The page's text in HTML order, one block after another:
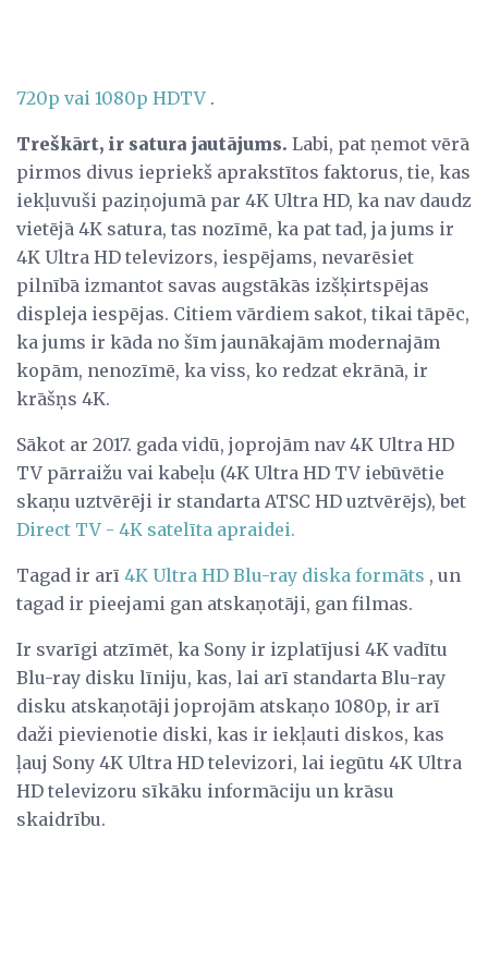
720p vai 1080p HDTV .
Treškārt, ir satura jautājums. Labi, pat ņemot vērā
pirmos divus iepriekš aprakstītos faktorus, tie, kas
iekļuvuši paziņojumā par 4K Ultra HD, ka nav daudz
vietējā 4K satura, tas nozīmē, ka pat tad, ja jums ir
4K Ultra HD televizors, iespējams, nevarēsiet
pilnībā izmantot savas augstākās izšķirtspējas
displeja iespējas. Citiem vārdiem sakot, tikai tāpēc,
ka jums ir kāda no šīm jaunākajām modernajām
kopām, nenozīmē, ka viss, ko redzat ekrānā, ir
krāšņs 4K.
Sākot ar 2017. gada vidū, joprojām nav 4K Ultra HD
TV pārraižu vai kabeļu (4K Ultra HD TV iebūvētie
skaņu uztvērēji ir standarta ATSC HD uztvērējs), bet
Direct TV - 4K satelīta apraidei.
Tagad ir arī 4K Ultra HD Blu-ray diska formāts , un
tagad ir pieejami gan atskaņotāji, gan filmas.
Ir svarīgi atzīmēt, ka Sony ir izplatījusi 4K vadītu
Blu-ray disku līniju, kas, lai arī standarta Blu-ray
disku atskaņotāji joprojām atskaņo 1080p, ir arī
daži pievienotie diski, kas ir iekļauti diskos, kas
ļauj Sony 4K Ultra HD televizori, lai iegūtu 4K Ultra
HD televizoru sīkāku informāciju un krāsu
skaidrību.